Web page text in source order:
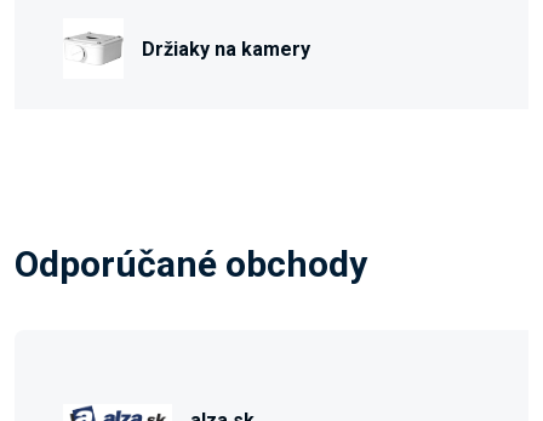
Držiaky na kamery
Odporúčané obchody